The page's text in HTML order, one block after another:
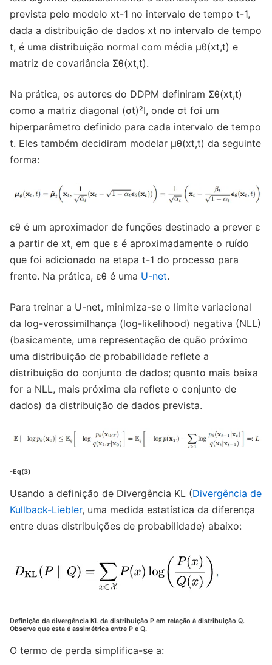
prevista pelo modelo xt-1 no intervalo de tempo t-1,
dada a distribuição de dados xt no intervalo de tempo
t, é uma distribuição normal com média µθ(xt,t) e
matriz de covariância Σθ(xt,t).
Na prática, os autores do DDPM definiram Σθ(xt,t)
como a matriz diagonal (σt)²I, onde σt foi um
hiperparâmetro definido para cada intervalo de tempo
t. Eles também decidiram modelar µθ(xt,t) da seguinte
forma:
εθ é um aproximador de funções destinado a prever ε
a partir de xt, em que ε é aproximadamente o ruído
que foi adicionado na etapa t-1 do processo para
frente. Na prática, εθ é uma U-net.
Para treinar a U-net, minimiza-se o limite variacional
da log-verossimilhança (log-likelihood) negativa (NLL)
(basicamente, uma representação de quão próximo
uma distribuição de probabilidade reflete a
distribuição do conjunto de dados; quanto mais baixa
for a NLL, mais próxima ela reflete o conjunto de
dados) da distribuição de dados prevista.
-Eq(3)
Usando a definição de Divergência KL (Divergência de
Kullback-Liebler, uma medida estatística da diferença
entre duas distribuições de probabilidade) abaixo:
Definição da divergência KL da distribuição P em relação à distribuição Q.
Observe que esta é assimétrica entre P e Q.
O termo de perda simplifica-se a: